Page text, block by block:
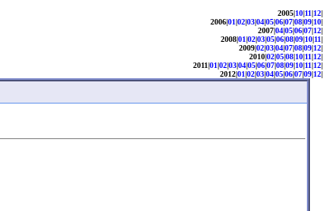
2005|10|11|12|
2006|01|02|03|04|05|06|07|08|09|10|
2007|04|05|06|07|12|
2008|01|02|03|05|06|08|09|10|11|
2009|02|03|04|07|08|09|12|
2010|02|05|08|10|11|12|
2011|01|02|03|04|05|06|07|08|09|10|11|12|
2012|01|02|03|04|05|06|07|09|12|